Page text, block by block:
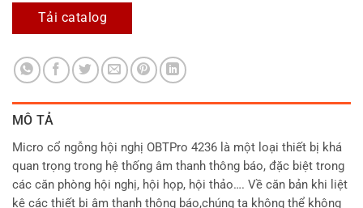
Tải catalog
MÔ TẢ
Micro cổ ngỗng hội nghị OBTPro 4236 là một loại thiết bị khá
quan trọng trong hệ thống âm thanh thông báo, đặc biệt trong
các căn phòng hội nghị, hội họp, hội thảo…. Về căn bản khi liệt
kê các thiết bị âm thanh thông báo,chúng ta không thể không